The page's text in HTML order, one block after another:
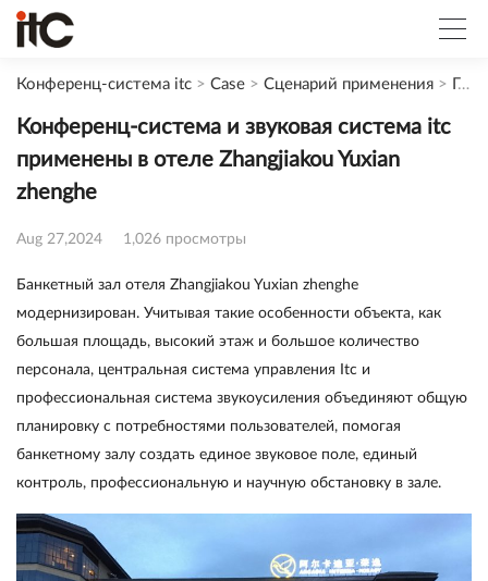
Конференц-система itc > Case > Сценарий применения > Гостиница
Конференц-система и звуковая система itc
применены в отеле Zhangjiakou Yuxian
zhenghe
Aug 27,2024 1,026 просмотры
Банкетный зал отеля Zhangjiakou Yuxian zhenghe
модернизирован. Учитывая такие особенности объекта, как
большая площадь, высокий этаж и большое количество
персонала, центральная система управления Itc и
профессиональная система звукоусиления объединяют общую
планировку с потребностями пользователей, помогая
банкетному залу создать единое звуковое поле, единый
контроль, профессиональную и научную обстановку в зале.